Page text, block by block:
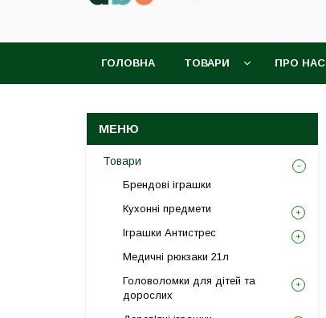
ГОЛОВНА ТОВАРИ ПРО НАС
Товари
Брендові іграшки
Кухонні предмети
Іграшки Антистрес
Медичні рюкзаки 21л
Головоломки для дітей та
дорослих